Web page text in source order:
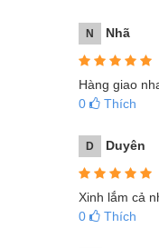
N Nhã
Hàng giao
0
Thích
D Duyên
Xinh lắm cả
0
Thích